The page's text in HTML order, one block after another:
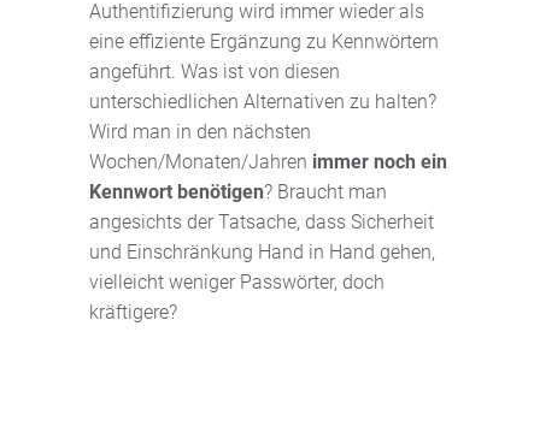
Authentifizierung wird immer wieder als
eine effiziente Ergänzung zu Kennwörtern
angeführt. Was ist von diesen
unterschiedlichen Alternativen zu halten?
Wird man in den nächsten
Wochen/Monaten/Jahren immer noch ein
Kennwort benötigen? Braucht man
angesichts der Tatsache, dass Sicherheit
und Einschränkung Hand in Hand gehen,
vielleicht weniger Passwörter, doch
kräftigere?